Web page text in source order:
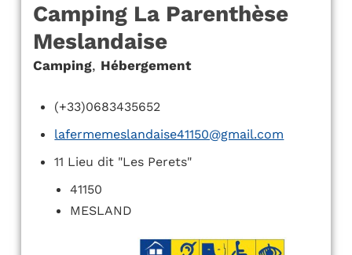
Camping La Parenthèse
Meslandaise
Camping, Hébergement
(+33)0683435652
lafermemeslandaise41150@gmail.com
11 Lieu dit "Les Perets"
41150
MESLAND